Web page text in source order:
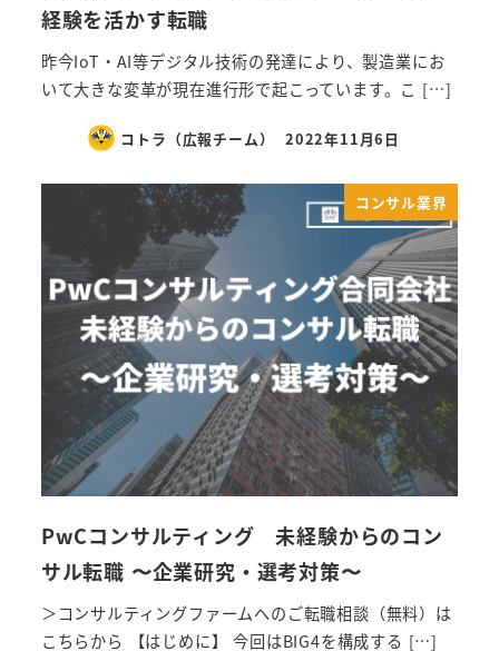
経験を活かす転職
昨今IoT・AI等デジタル技術の発達により、製造業にお
いて大きな変革が現在進行形で起こっています。こ […]
コトラ（広報チーム） 2022年11月6日
コンサル業界
PwCコンサルティング 未経験からのコン
サル転職 〜企業研究・選考対策〜
＞コンサルティングファームへのご転職相談（無料）は
こちらから 【はじめに】 今回はBIG4を構成する […]